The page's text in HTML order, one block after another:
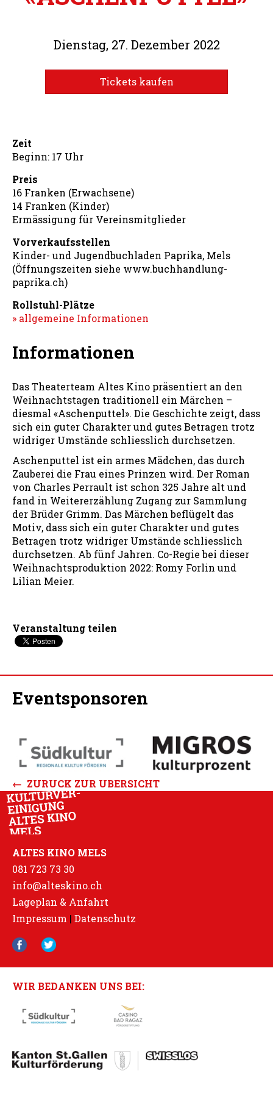
Dienstag, 27. Dezember 2022
Tickets kaufen
Zeit
Beginn: 17 Uhr
Preis
16 Franken (Erwachsene)
14 Franken (Kinder)
Ermässigung für Vereinsmitglieder
Vorverkaufsstellen
Kinder- und Jugendbuchladen Paprika, Mels
(Öffnungszeiten siehe www.buchhandlung-
paprika.ch)
Rollstuhl-Plätze
» allgemeine Informationen
Informationen
Das Theaterteam Altes Kino präsentiert an den
Weihnachtstagen traditionell ein Märchen –
diesmal «Aschenputtel». Die Geschichte zeigt, dass
sich ein guter Charakter und gutes Betragen trotz
widriger Umstände schliesslich durchsetzen.
Aschenputtel ist ein armes Mädchen, das durch
Zauberei die Frau eines Prinzen wird. Der Roman
von Charles Perrault ist schon 325 Jahre alt und
fand in Weitererzählung Zugang zur Sammlung
der Brüder Grimm. Das Märchen beflügelt das
Motiv, dass sich ein guter Charakter und gutes
Betragen trotz widriger Umstände schliesslich
durchsetzen. Ab fünf Jahren. Co-Regie bei dieser
Weihnachtsproduktion 2022: Romy Forlin und
Lilian Meier.
Veranstaltung teilen
Eventsponsoren
← ZURÜCK ZUR ÜBERSICHT
ALTES KINO MELS
081 723 73 30
info@alteskino.ch
Lageplan & Anfahrt
Impressum | Datenschutz
WIR BEDANKEN UNS BEI: